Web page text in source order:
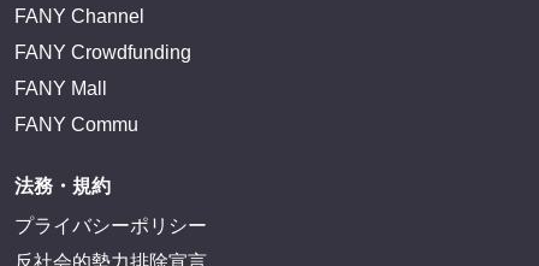
FANY Channel
FANY Crowdfunding
FANY Mall
FANY Commu
法務・規約
プライバシーポリシー
反社会的勢力排除宣言